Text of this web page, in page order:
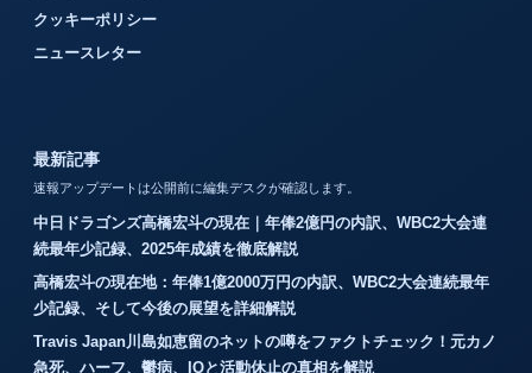
クッキーポリシー
ニュースレター
最新記事
速報アップデートは公開前に編集デスクが確認します。
中日ドラゴンズ高橋宏斗の現在｜年俸2億円の内訳、WBC2大会連
続最年少記録、2025年成績を徹底解説
高橋宏斗の現在地：年俸1億2000万円の内訳、WBC2大会連続最年
少記録、そして今後の展望を詳細解説
Travis Japan川島如恵留のネットの噂をファクトチェック！元カノ
急死、ハーフ、鬱病、IQと活動休止の真相を解説